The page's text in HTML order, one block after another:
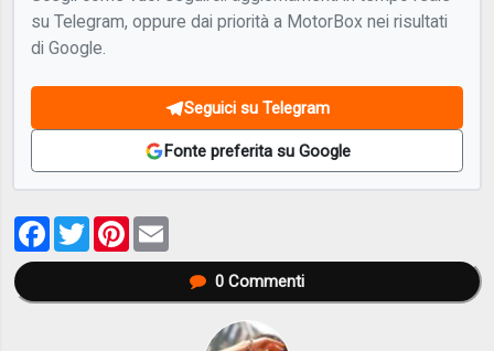
su Telegram, oppure dai priorità a MotorBox nei risultati
di Google.
Seguici su Telegram
Fonte preferita su Google
Facebook
TwitterPinterest
0Commenti